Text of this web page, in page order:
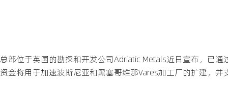
总部位于英国的勘探和开发公司Adriatic Metals近日宣布，已
资金将用于加速波斯尼亚和黑塞哥维那Vares加工厂的扩建，并